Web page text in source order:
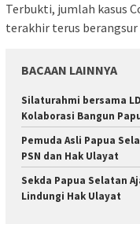
Terbukti, jumlah kasus
terakhir terus berangsur
BACAAN LAINNYA
Silaturahmi bersama
Kolaborasi Bangun
Pemuda Asli Papua
PSN dan Hak Ulayat
Sekda Papua Selatan
Lindungi Hak Ulayat